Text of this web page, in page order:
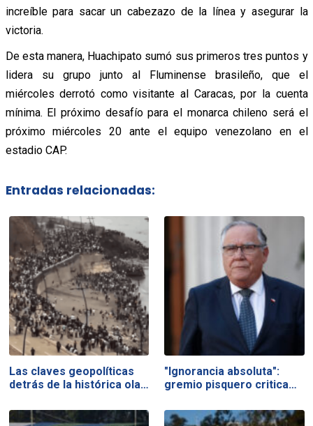
increíble para sacar un cabezazo de la línea y asegurar la
victoria.
De esta manera, Huachipato sumó sus primeros tres puntos y
lidera su grupo junto al Fluminense brasileño, que el
miércoles derrotó como visitante al Caracas, por la cuenta
mínima. El próximo desafío para el monarca chileno será el
próximo miércoles 20 ante el equipo venezolano en el
estadio CAP.
Entradas relacionadas:
Las claves geopolíticas
detrás de la histórica ola…
"Ignorancia absoluta":
gremio pisquero critica…